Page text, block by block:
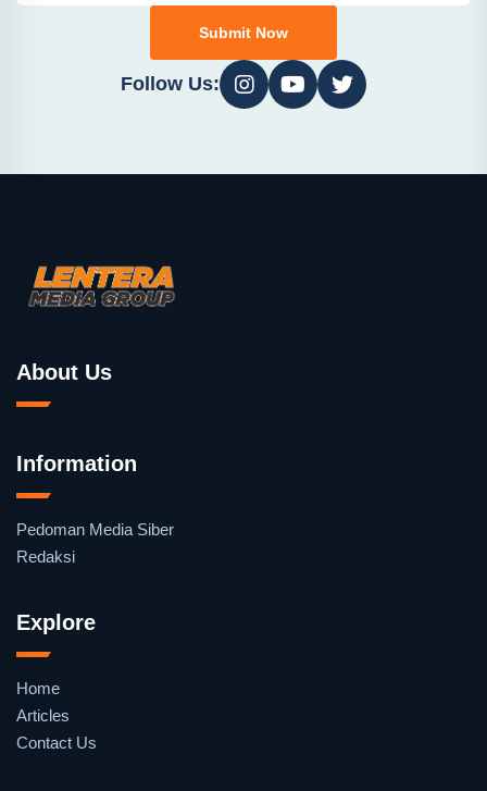
Submit Now
Follow Us:
About Us
Information
Pedoman Media Siber
Redaksi
Explore
Home
Articles
Contact Us